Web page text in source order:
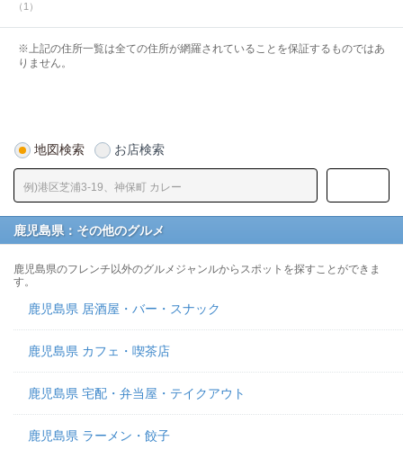
（1）
※上記の住所一覧は全ての住所が網羅されていることを保証するものではあ
りません。
地図検索 お店検索
鹿児島県：その他のグルメ
鹿児島県のフレンチ以外のグルメジャンルからスポットを探すことができま
す。
鹿児島県 居酒屋・バー・スナック
鹿児島県 カフェ・喫茶店
鹿児島県 宅配・弁当屋・テイクアウト
鹿児島県 ラーメン・餃子